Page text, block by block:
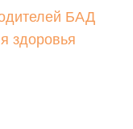
БАД
здоровья